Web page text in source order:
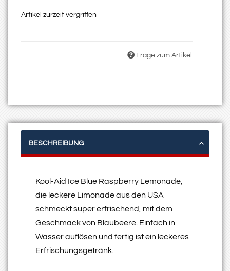
Artikel zurzeit vergriffen
Frage zum Artikel
BESCHREIBUNG
Kool-Aid Ice Blue Raspberry Lemonade,
die leckere Limonade aus den USA
schmeckt super erfrischend, mit dem
Geschmack von Blaubeere. Einfach in
Wasser auflösen und fertig ist ein leckeres
Erfrischungsgetränk.